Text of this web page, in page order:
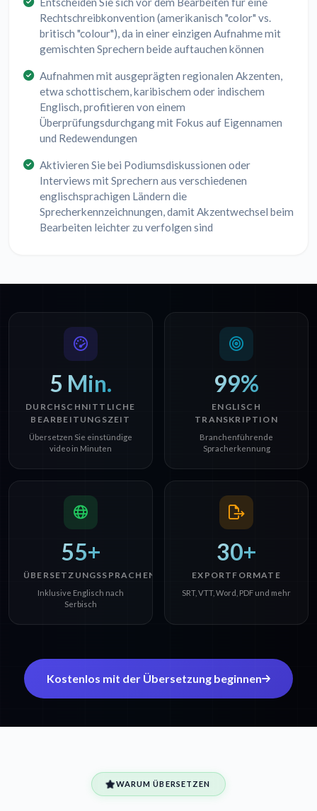
Rechtschreibkonvention (amerikanisch "color" vs.
britisch "colour"), da in einer einzigen Aufnahme mit
gemischten Sprechern beide auftauchen können
Aufnahmen mit ausgeprägten regionalen Akzenten,
etwa schottischem, karibischem oder indischem
Englisch, profitieren von einem
Überprüfungsdurchgang mit Fokus auf Eigennamen
und Redewendungen
Aktivieren Sie bei Podiumsdiskussionen oder
Interviews mit Sprechern aus verschiedenen
englischsprachigen Ländern die
Sprecherkennzeichnungen, damit Akzentwechsel beim
Bearbeiten leichter zu verfolgen sind
5 Min.
DURCHSCHNITTLICHE
BEARBEITUNGSZEIT
Übersetzen Sie einstündige
video in Minuten
99%
ENGLISCH
TRANSKRIPTION
Branchenführende
Spracherkennung
55+
ÜBERSETZUNGSSPRACHEN
Inklusive Englisch nach
Serbisch
30+
EXPORTFORMATE
SRT, VTT, Word, PDF und mehr
Kostenlos mit der Übersetzung beginnen
WARUM ÜBERSETZEN